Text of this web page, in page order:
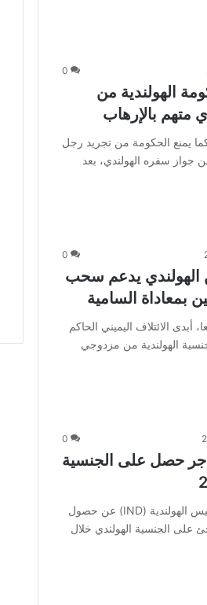
0
الهولندية من
بالإرهاب
يمنع الحكومة من تجريد رجل
جواز سفره الهولندي، بعد
0
الهولندي يدعم سحب
بمعاداة السامية
الائتلاف اليميني الحاكم
الهولندية من مزدوجي
0
ألف مهاجر حصل على الجنسية
أعلنت خدمة الهجرة والتجنيس الهولندية (IND) عن حصول
ولاجئ على الجنسية الهولندي خلال